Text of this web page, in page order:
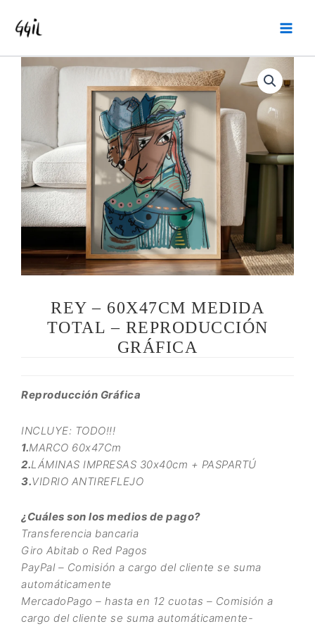
REY – 60X47CM MEDIDA
TOTAL – REPRODUCCIÓN
GRÁFICA
Reproducción Gráfica
INCLUYE: TODO!!!
1.MARCO 60x47Cm
2.LÁMINAS IMPRESAS 30x40cm + PASPARTÚ
3.VIDRIO ANTIREFLEJO
¿Cuáles son los medios de pago?
Transferencia bancaria
Giro Abitab o Red Pagos
PayPal – Comisión a cargo del cliente se suma
automáticamente
MercadoPago – hasta en 12 cuotas – Comisión a
cargo del cliente se suma automáticamente-